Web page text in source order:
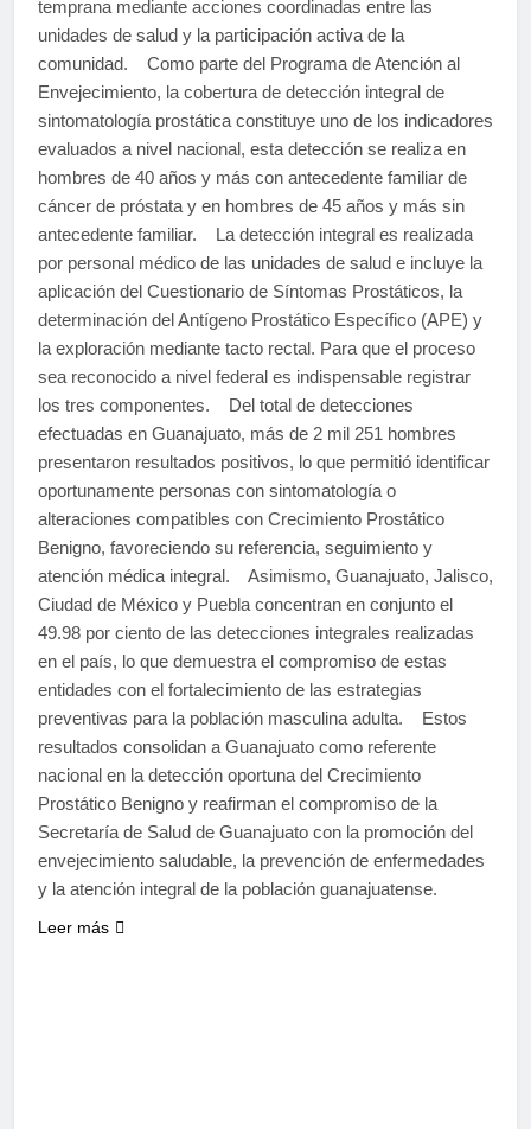
temprana mediante acciones coordinadas entre las
unidades de salud y la participación activa de la
comunidad. Como parte del Programa de Atención al
Envejecimiento, la cobertura de detección integral de
sintomatología prostática constituye uno de los indicadores
evaluados a nivel nacional, esta detección se realiza en
hombres de 40 años y más con antecedente familiar de
cáncer de próstata y en hombres de 45 años y más sin
antecedente familiar. La detección integral es realizada
por personal médico de las unidades de salud e incluye la
aplicación del Cuestionario de Síntomas Prostáticos, la
determinación del Antígeno Prostático Específico (APE) y
la exploración mediante tacto rectal. Para que el proceso
sea reconocido a nivel federal es indispensable registrar
los tres componentes. Del total de detecciones
efectuadas en Guanajuato, más de 2 mil 251 hombres
presentaron resultados positivos, lo que permitió identificar
oportunamente personas con sintomatología o
alteraciones compatibles con Crecimiento Prostático
Benigno, favoreciendo su referencia, seguimiento y
atención médica integral. Asimismo, Guanajuato, Jalisco,
Ciudad de México y Puebla concentran en conjunto el
49.98 por ciento de las detecciones integrales realizadas
en el país, lo que demuestra el compromiso de estas
entidades con el fortalecimiento de las estrategias
preventivas para la población masculina adulta. Estos
resultados consolidan a Guanajuato como referente
nacional en la detección oportuna del Crecimiento
Prostático Benigno y reafirman el compromiso de la
Secretaría de Salud de Guanajuato con la promoción del
envejecimiento saludable, la prevención de enfermedades
y la atención integral de la población guanajuatense.
Leer más